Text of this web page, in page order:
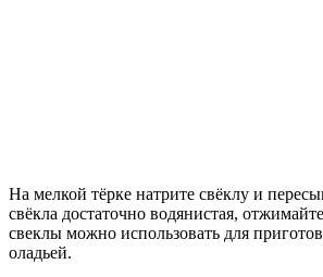
На мелкой тёрке натрите свёклу и
свёкла достаточно водянистая,
свеклы можно использовать для
оладьей.